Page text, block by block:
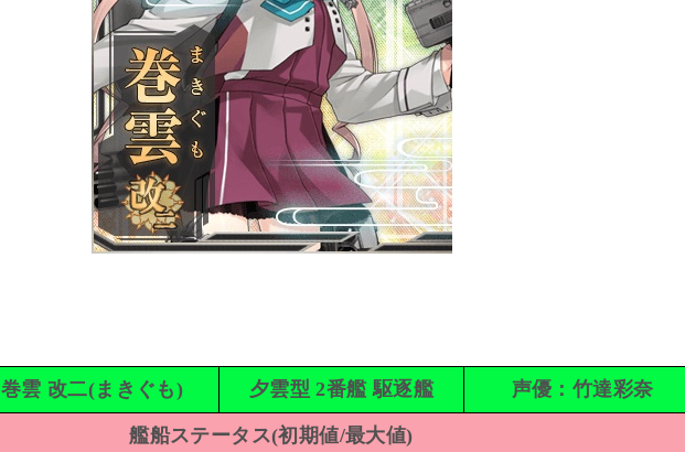
巻雲 改二(まきぐも) 夕雲型 2番艦 駆逐艦 声優：竹達彩奈
艦船ステータス(初期値/最大値)